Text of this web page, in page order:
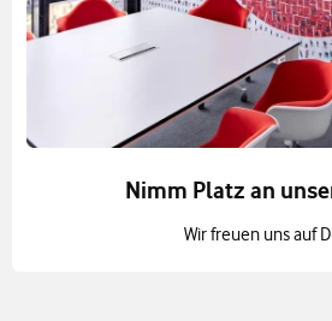
Nimm Platz an
Wir freuen uns auf